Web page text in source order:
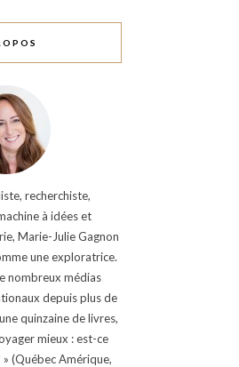
recherchiste,
à idées et
Marie-Julie Gagnon
une exploratrice.
nombreux médias
depuis plus de
quinzaine de livres,
mieux : est-ce
(Québec Amérique,